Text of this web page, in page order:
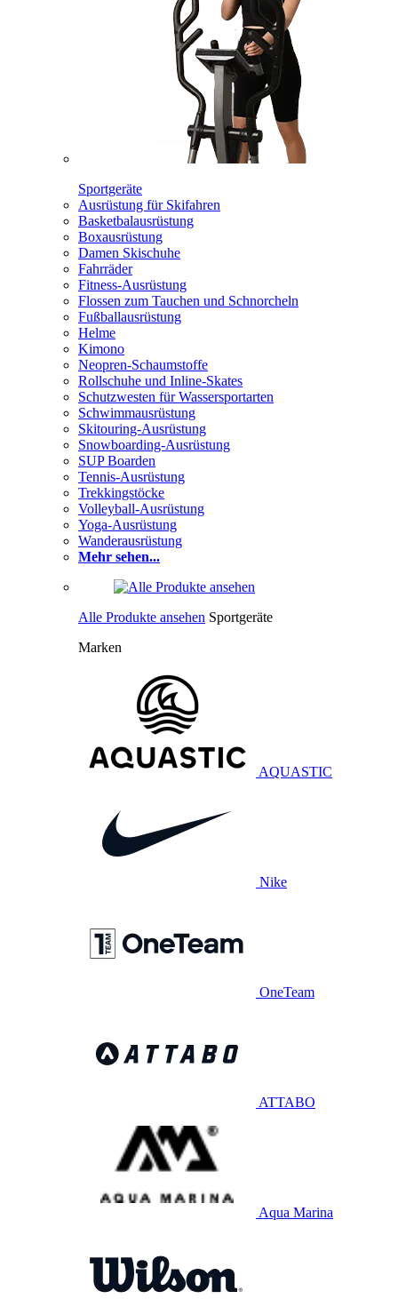
Sportgeräte
Ausrüstung für Skifahren
Basketbalausrüstung
Boxausrüstung
Damen Skischuhe
Fahrräder
Fitness-Ausrüstung
Flossen zum Tauchen und Schnorcheln
Fußballausrüstung
Helme
Kimono
Neopren-Schaumstoffe
Rollschuhe und Inline-Skates
Schutzwesten für Wassersportarten
Schwimmausrüstung
Skitouring-Ausrüstung
Snowboarding-Ausrüstung
SUP Boarden
Tennis-Ausrüstung
Trekkingstöcke
Volleyball-Ausrüstung
Yoga-Ausrüstung
Wanderausrüstung
Mehr sehen...
Alle Produkte ansehen Sportgeräte
Marken
AQUASTIC
Nike
OneTeam
ATTABO
Aqua Marina